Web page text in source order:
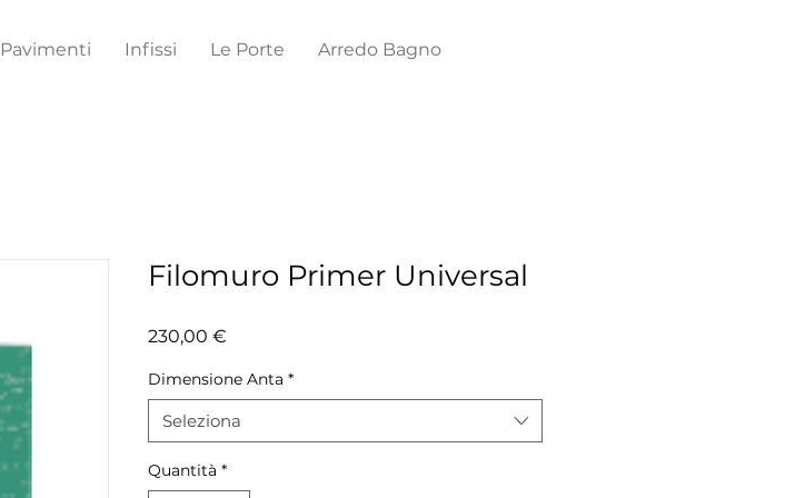
Pavimenti Infissi Le Porte Arredo Bagno
Filomuro Primer Universal
230,00 €
Dimensione Anta *
Seleziona
Quantità *